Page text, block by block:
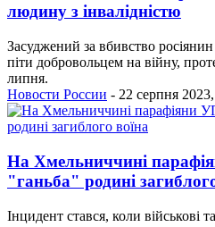
людину з інвалідністю
Засуджений за вбивство росіянин
піти добровольцем на війну,
липня.
Новости России - 22 серпня
На Хмельниччині
"ганьба" родині
Інцидент стався, коли військові